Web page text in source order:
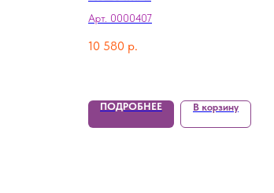
Арт. 0000407
10 580 р.
ПОДРОБНЕЕ В корзину